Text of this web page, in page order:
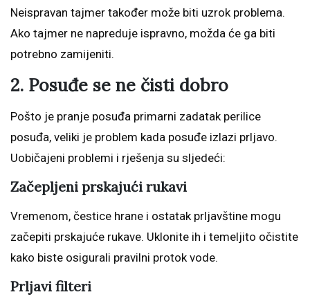
Neispravan tajmer također može biti uzrok problema.
Ako tajmer ne napreduje ispravno, možda će ga biti
potrebno zamijeniti.
2. Posuđe se ne čisti dobro
Pošto je pranje posuđa primarni zadatak perilice
posuđa, veliki je problem kada posuđe izlazi prljavo.
Uobičajeni problemi i rješenja su sljedeći:
Začepljeni prskajući rukavi
Vremenom, čestice hrane i ostatak prljavštine mogu
začepiti prskajuće rukave. Uklonite ih i temeljito očistite
kako biste osigurali pravilni protok vode.
Prljavi filteri